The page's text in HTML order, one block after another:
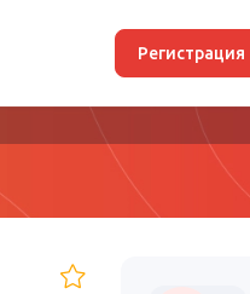
Регистрация